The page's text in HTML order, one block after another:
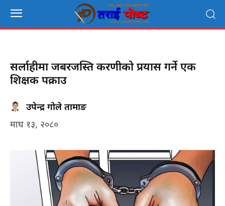
सर्लाहीमा जबरजस्ति करणीको प्रयास गर्ने एक
शिक्षक पक्राउ
उपेन्द्र गोले तामाङ
माघ १३, २०८०